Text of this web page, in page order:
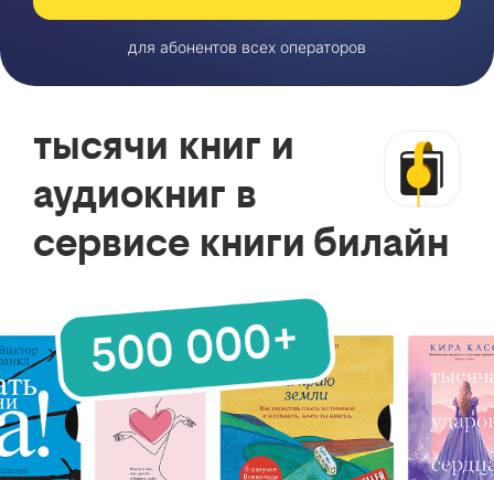
для абонентов всех операторов
тысячи книг и
аудиокниг в
сервисе книги билайн